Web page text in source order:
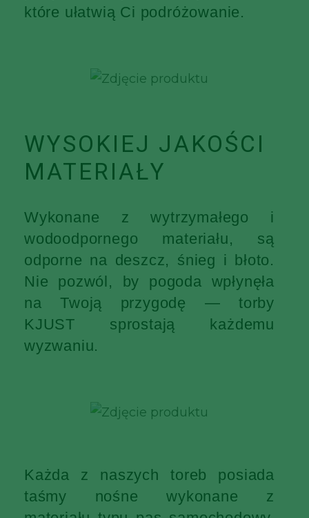
które ułatwią Ci podróżowanie.
WYSOKIEJ JAKOŚCI
MATERIAŁY
Wykonane z wytrzymałego i
wodoodpornego materiału, są
odporne na deszcz, śnieg i błoto.
Nie pozwól, by pogoda wpłynęła
na Twoją przygodę — torby
KJUST sprostają każdemu
wyzwaniu.
Każda z naszych toreb posiada
taśmy nośne wykonane z